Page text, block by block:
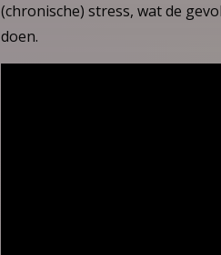
(chronische) stress, wat de
doen.